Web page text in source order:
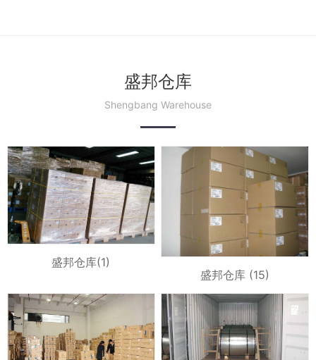
盛邦仓库
Shengbang Warehouse
盛邦仓库(1)
盛邦仓库 (15)